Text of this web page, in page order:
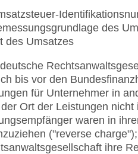
des
des Umsatzes
bis vor den
für Unternehmer in
Ort der Leistungen
waren in
("reverse
ihre